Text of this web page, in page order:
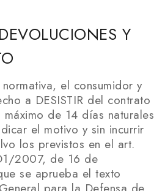
Y
el consumidor y
a DESISTIR del contrato
de 14 días naturales
el motivo y sin incurrir
los previstos en el art.
2007, de 16 de
se aprueba el texto